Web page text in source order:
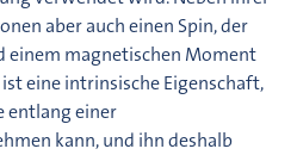
aber auch einen Spin, der
einem magnetischen Moment
eine intrinsische Eigenschaft,
entlang einer
kann, und ihn deshalb